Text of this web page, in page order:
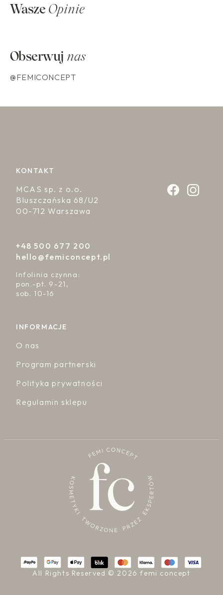
Wasze Opinie
Obserwuj nas
@FEMICONCEPT
KONTAKT
MCAS sp. z o.o.
Bluszczańska 68/U2
00-712 Warszawa
+48 500 677 200
hello@femiconcept.pl
Infolinia czynna:
pon.-pt. 9-21,
sob. 10-16
INFORMACJE
O nas
Program partnerski
Polityka prywatności
Regulamin sklepu
All Rights Reserved © 2026 femi concept